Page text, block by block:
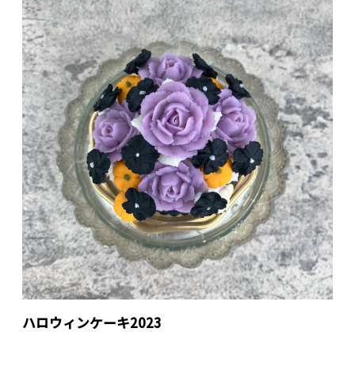
ハロウィンケーキ2023